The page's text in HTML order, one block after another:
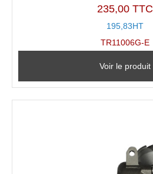
235,00 TTC
195,83HT
TR11006G-E
Voir le produit